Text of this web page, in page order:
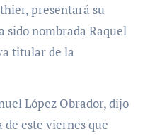
presentará su
sido nombrada Raquel
titular de la
López Obrador, dijo
este viernes que